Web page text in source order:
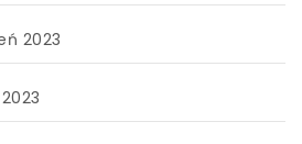
2023